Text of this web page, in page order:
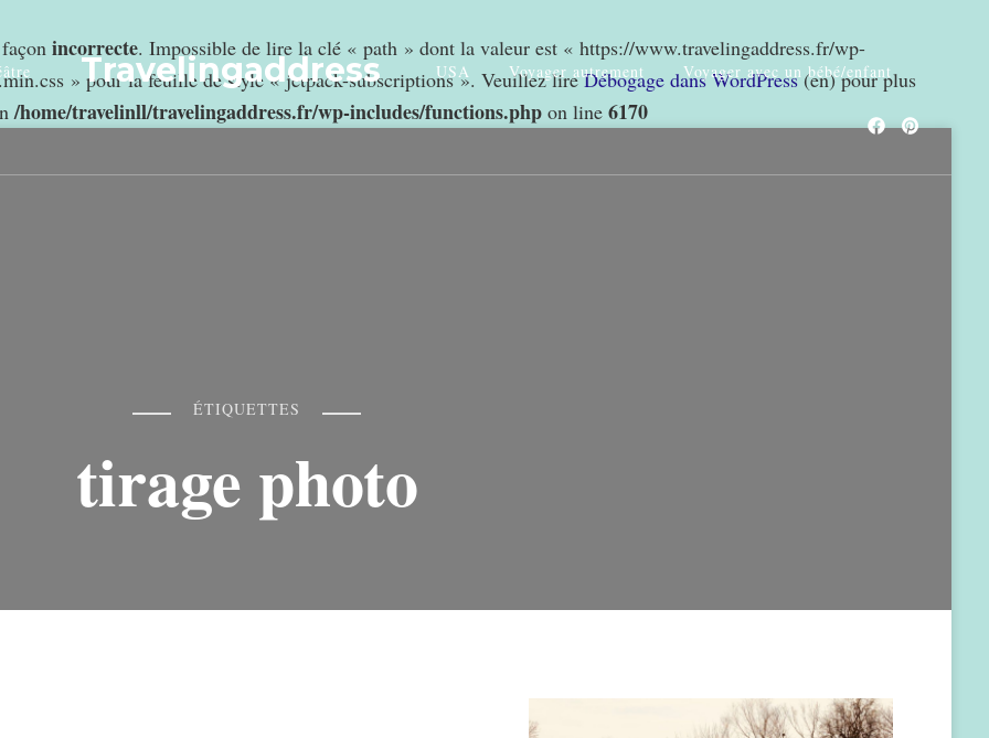
incorrecte. Impossible de lire la clé « path » dont la valeur est « https://www.travelingaddress.fr/wp-
» pour la feuille de style « jetpack-subscriptions ». Veuillez lireDébogage dans WordPress(en) pour plus
/home/travelinll/travelingaddress.fr/wp-includes/functions.php on line 6170
Travelingaddress USA Voyager autrement Voyager avec un bébé/enfant
ÉTIQUETTES
tirage photo